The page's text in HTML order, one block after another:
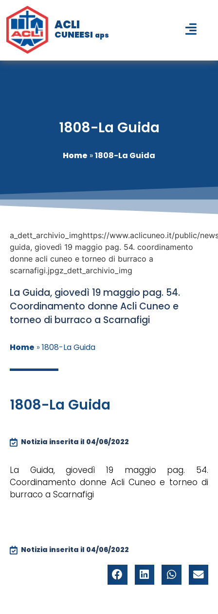
ACLI
CUNEESI aps
1808-La Guida
Home »1808-La Guida
a_dett_archivio_imghttps://www.aclicuneo.it/public/
guida, giovedì 19 maggio pag. 54. coordinamento
donne acli cuneo e torneo di burraco a
scarnafigi.jpgz_dett_archivio_img
La Guida, giovedì 19 maggio pag. 54.
Coordinamento donne Acli Cuneo e
torneo di burraco a Scarnafigi
Home » 1808-La Guida
1808-La Guida
Notizia inserita il 04/06/2022
La Guida, giovedì 19 maggio pag. 54.
Coordinamento donne Acli Cuneo e torneo di
burraco a Scarnafigi
Notizia inserita il 04/06/2022